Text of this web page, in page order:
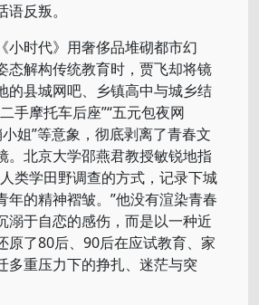
反叛。
时代》用奢侈品堆砌都市幻
态解构传统教育时，贾飞却将镜
的县城网吧、乡镇高中与城乡结
手摩托车后座”“五元包夜网
小姐”等意象，彻底剥离了青春文
。北京大学邵燕君教授敏锐地指
类学田野调查的方式，记录下城
年的精神褶皱。”他没有渲染青春
溺于自恋的感伤，而是以一种近
原了80后、90后在应试教育、家
多重压力下的挣扎、迷茫与突